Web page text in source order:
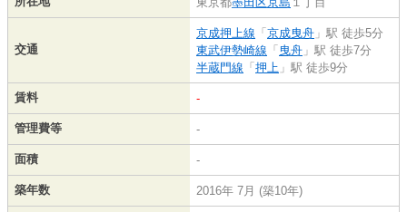
交通
京成押上線 「 京成曳舟 」駅 徒歩5分
東武伊勢崎線 「 曳舟 」駅 徒歩7分
半蔵門線 「 押上 」駅 徒歩9分
賃料 -
管理費等 -
面積 -
築年数 2016年 7月 (築10年)